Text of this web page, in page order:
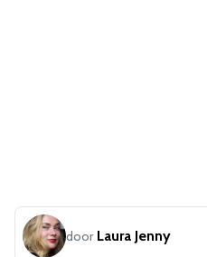
door Laura Jenny